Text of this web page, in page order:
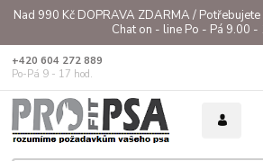
Nad 990 Kč DOPRAVA ZDARMA /
Chat on - line Po - Pá 9.00 -
+420 604 272 889
Po-Pá 9 - 17 hod.